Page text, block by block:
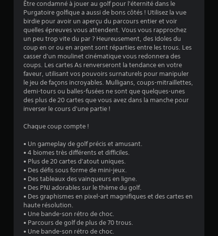
:
3
.
3
8
l
Être condamné à jouer au golf pour l'éternité dans le
Purgatoire golfique a aussi de bons côtés ! Utilisez la vue
birdie pour avoir un aperçu du parcours entier et voir
quelles épreuves vous attendent. Vous vous rapprochez
un peu trop vite du par ? Heureusement, des Idoles du
coup en or ou en argent sont réparties entre les trous. Les
casser d'un moulinet cinématique vous redonnera des
coups. Les cartes As renverseront la tendance en votre
faveur, utilisant vos pouvoirs surnaturels pour manipuler
le jeu de façons incroyables. Mulligans, coups-mitraillettes,
demi-tours ou balles-fusées ne sont que quelques-unes
des plus de 20 cartes que vous avez dans la manche pour
inverser le cours d'une partie !
Chaque coup compte !
• Un gameplay de golf précis et amusant.
• 4 biomes très différents et difficiles.
• Plus de 20 cartes d'atout uniques.
• Des défis sous forme de mini-jeux.
• Des tableaux des vainqueurs en ligne.
• Des PNJ adorables sur le thème du golf.
• Des graphismes en pixel-art magnifiques et des cartes en
haute résolution.
• Une bande-son rétro de choc.
• Parcours de golf de plus de 70 trous.
• Une bande-son rétro de choc.